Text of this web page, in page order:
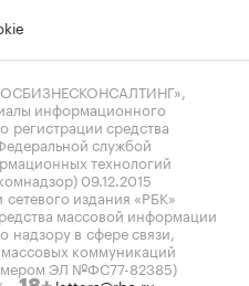
информационного
регистрации средства
службой
технологий
09.12.2015
издания «РБК»
массовой информации
в сфере связи,
коммуникаций
ЭЛ №ФС77-82385)